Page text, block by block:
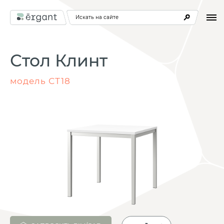
Искать на сайте
Стол Клинт
модель СТ18